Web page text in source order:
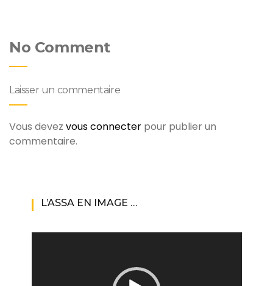
No Comment
Laisser un commentaire
Vous devez vous connecter pour publier un
commentaire.
L’ASSA EN IMAGE …